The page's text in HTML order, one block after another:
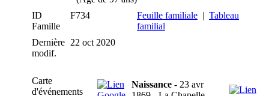
ID
Famille
F734 Feuille familiale | Tableau
familial
Dernière
modif.
22 oct 2020
Carte
d'événements
Naissance - 23 avr